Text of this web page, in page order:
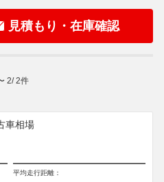
見積もり・在庫確認
2/2件
車相場
平均走行距離：